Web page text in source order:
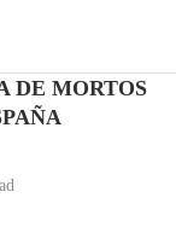
DE MORTOS